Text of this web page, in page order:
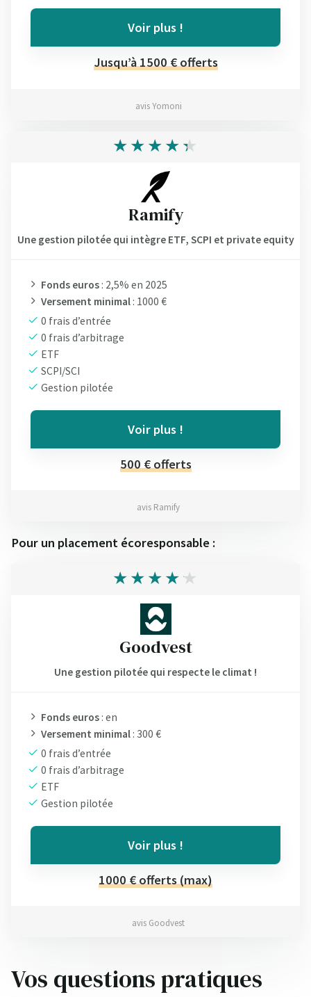
Voir plus !
Jusqu’à 1500 € offerts
avis Yomoni
Ramify
Une gestion pilotée qui intègre ETF, SCPI et private equity
Fonds euros : 2,5% en 2025
Versement minimal : 1000 €
0 frais d’entrée
0 frais d’arbitrage
ETF
SCPI/SCI
Gestion pilotée
Voir plus !
500 € offerts
avis Ramify
Pour un placement écoresponsable :
Goodvest
Une gestion pilotée qui respecte le climat !
Fonds euros : en
Versement minimal : 300 €
0 frais d’entrée
0 frais d’arbitrage
ETF
Gestion pilotée
Voir plus !
1000 € offerts (max)
avis Goodvest
Vos questions pratiques